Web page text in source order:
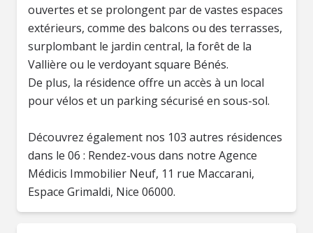
ouvertes et se prolongent par de vastes espaces
extérieurs, comme des balcons ou des terrasses,
surplombant le jardin central, la forêt de la
Vallière ou le verdoyant square Bénés.
De plus, la résidence offre un accès à un local
pour vélos et un parking sécurisé en sous-sol.
Découvrez également nos 103 autres résidences
dans le 06 : Rendez-vous dans notre Agence
Médicis Immobilier Neuf, 11 rue Maccarani,
Espace Grimaldi, Nice 06000.